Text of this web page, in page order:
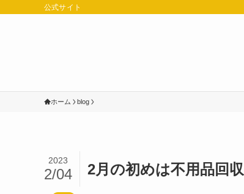
公式サイト
ホーム blog
2月の初めは不用品回
2023
2/04